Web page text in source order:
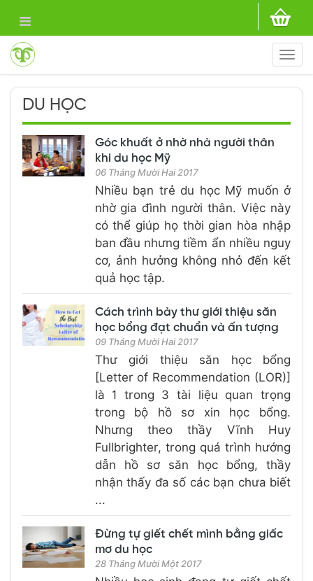
DU HỌC
Góc khuất ở nhờ nhà người thân
khi du học Mỹ
06 Tháng Mười Hai 2017
Nhiều bạn trẻ du học Mỹ muốn ở
nhờ gia đình người thân. Việc này
có thể giúp họ thời gian hòa nhập
ban đầu nhưng tiềm ẩn nhiều nguy
cơ, ảnh hưởng không nhỏ đến kết
quả học tập.
Cách trình bày thư giới thiệu săn
học bổng đạt chuẩn và ấn tượng
09 Tháng Mười Hai 2017
Thư giới thiệu săn học bổng
[Letter of Recommendation (LOR)]
là 1 trong 3 tài liệu quan trọng
trong bộ hồ sơ xin học bổng.
Nhưng theo thầy Vĩnh Huy
Fullbrighter, trong quá trình hướng
dẫn hồ sơ săn học bổng, thầy
nhận thấy đa số các bạn chưa biết
...
Đừng tự giết chết mình bằng giấc
mơ du học
28 Tháng Mười Một 2017